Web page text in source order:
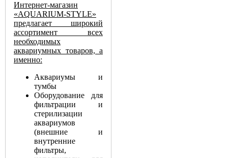
Интернет-магазин
«AQUARIUM-STYLE»
предлагает широкий
ассортимент всех
необходимых
аквариумных товаров, а
именно:
Аквариумы и
тумбы
Оборудование для
фильтрации и
стерилизации
аквариумов
(внешние и
внутренние
фильтры,